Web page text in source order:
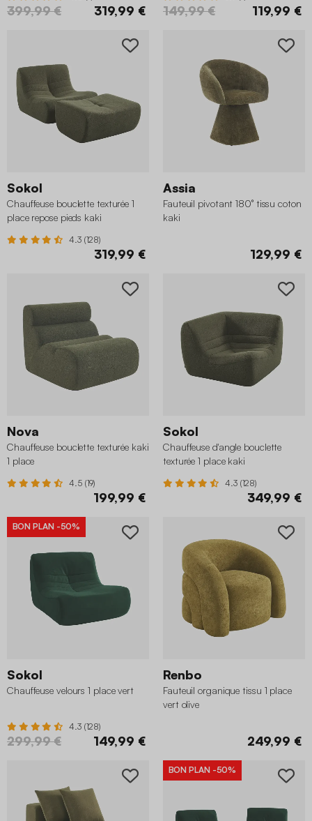
399,99 € 319,99 € 149,99 € 119,99 €
Sokol
Chauffeuse bouclette texturée 1
place repose pieds kaki
4.3 (128)
319,99 €
Assia
Fauteuil pivotant 180° tissu coton
kaki
129,99 €
Nova
Chauffeuse bouclette texturée kaki
1 place
4.5 (19)
199,99 €
Sokol
Chauffeuse d'angle bouclette
texturée 1 place kaki
4.3 (128)
349,99 €
BON PLAN -50%
Sokol
Chauffeuse velours 1 place vert
4.3 (128)
299,99 € 149,99 €
Renbo
Fauteuil organique tissu 1 place
vert olive
249,99 €
BON PLAN -50%